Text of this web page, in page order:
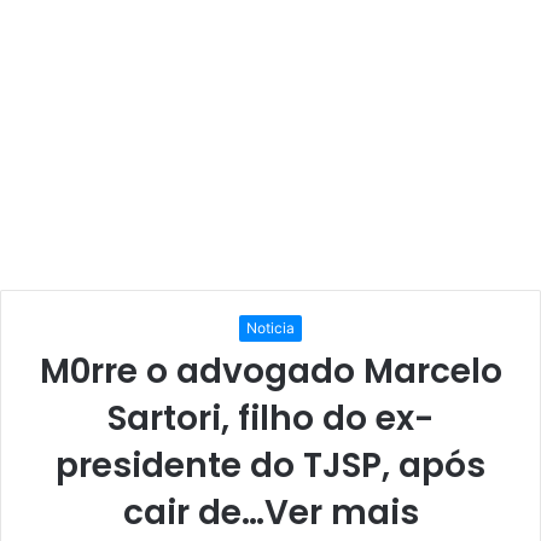
Noticia
M0rre o advogado Marcelo
Sartori, filho do ex-
presidente do TJSP, após
cair de…Ver mais